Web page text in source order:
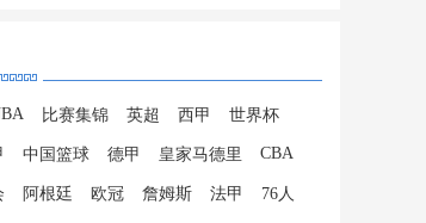
比赛集锦 英超 西甲 世界杯
中国篮球 德甲 皇家马德里 CBA
阿根廷 欧冠 詹姆斯 法甲 76人